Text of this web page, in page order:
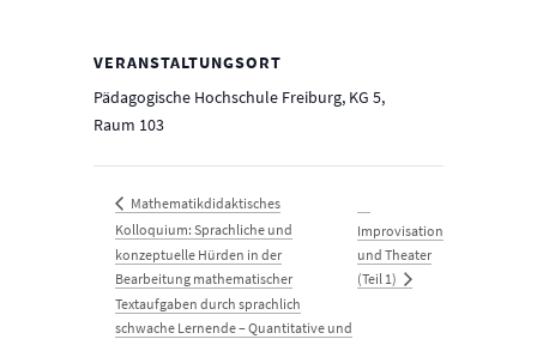
VERANSTALTUNGSORT
Pädagogische Hochschule Freiburg, KG 5,
Raum 103
Mathematikdidaktisches
Kolloquium: Sprachliche und
konzeptuelle Hürden in der
Bearbeitung mathematischer
Textaufgaben durch sprachlich
schwache Lernende – Quantitative und
Improvisation
und Theater
(Teil 1)